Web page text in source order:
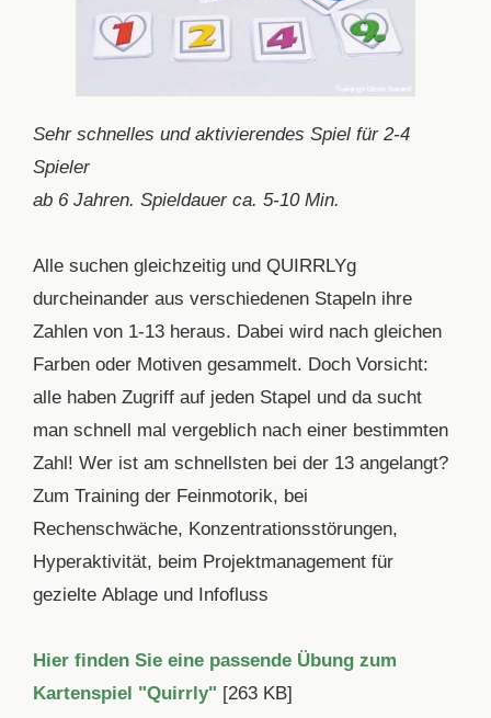
Sehr schnelles und aktivierendes Spiel für 2-4
Spieler
ab 6 Jahren. Spieldauer ca. 5-10 Min.
Alle suchen gleichzeitig und QUIRRLYg
durcheinander aus verschiedenen Stapeln ihre
Zahlen von 1-13 heraus. Dabei wird nach gleichen
Farben oder Motiven gesammelt. Doch Vorsicht:
alle haben Zugriff auf jeden Stapel und da sucht
man schnell mal vergeblich nach einer bestimmten
Zahl! Wer ist am schnellsten bei der 13 angelangt?
Zum Training der Feinmotorik, bei
Rechenschwäche, Konzentrationsstörungen,
Hyperaktivität, beim Projektmanagement für
gezielte Ablage und Infofluss
Hier finden Sie eine passende Übung zum
Kartenspiel "Quirrly" [263 KB]